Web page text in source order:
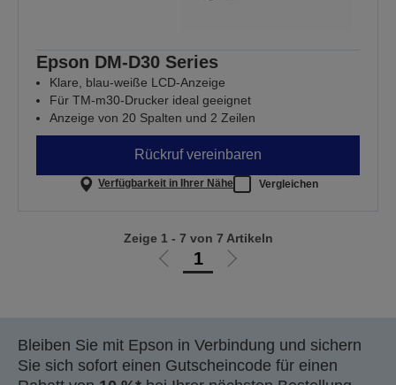
Epson DM-D30 Series
Klare, blau-weiße LCD-Anzeige
Für TM-m30-Drucker ideal geeignet
Anzeige von 20 Spalten und 2 Zeilen
Rückruf vereinbaren
Verfügbarkeit in Ihrer Nähe Vergleichen
Zur
1
Zur
Zeige 1 - 7 von 7 Artikeln
Bleiben Sie mit Epson in Verbindung und sichern
Sie sich sofort einen Gutscheincode für einen